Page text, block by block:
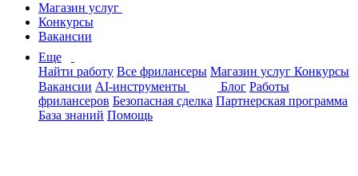
Магазин услуг
Конкурсы
Вакансии
Еще
Найти работу Все фрилансеры Магазин услуг Конкурсы
Вакансии AI-инструменты Блог Работы
фрилансеров Безопасная сделка Партнерская программа
База знаний Помощь